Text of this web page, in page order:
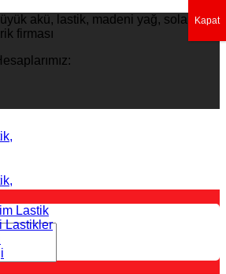
akü, lastik, madeni yağ, solar
firması
Lastik
Lastikler
Kapat